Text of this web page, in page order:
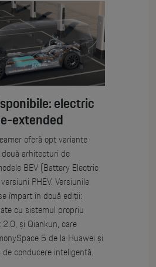
electric
extended
oferă opt variante
arhitecturi de
BEV (Battery Electric
PHEV. Versiunile
împart în două ediții:
cu sistemul propriu
2.0, și Qiankun, care
5 de la Huawei și
conducere inteligentă.